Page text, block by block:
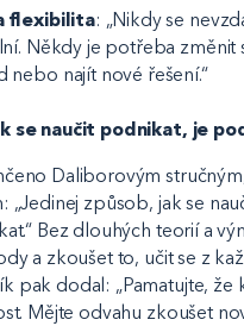
flexibilita: „Nikdy se
Někdy je potřeba změnit
nebo najít nové řešení.“
se naučit podnikat, je
Daliborovým
„Jedinej způsob, jak se
Bez dlouhých teorií a
a zkoušet to, učit se z
pak dodal: „Pamatujte, že
Mějte odvahu zkoušet